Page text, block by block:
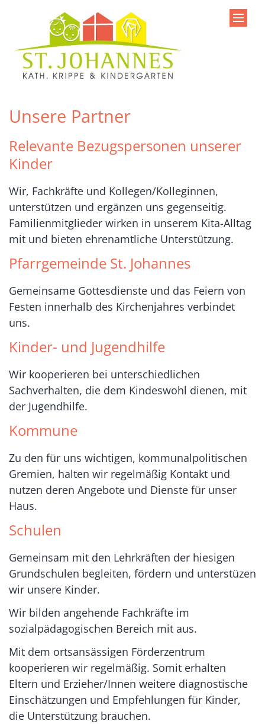
Unsere Partner
Relevante Bezugspersonen unserer
Kinder
Wir, Fachkräfte und Kollegen/Kolleginnen,
unterstützen und ergänzen uns gegenseitig.
Familienmitglieder wirken in unserem Kita-Alltag
mit und bieten ehrenamtliche Unterstützung.
Pfarrgemeinde St. Johannes
Gemeinsame Gottesdienste und das Feiern von
Festen innerhalb des Kirchenjahres verbindet
uns.
Kinder- und Jugendhilfe
Wir kooperieren bei unterschiedlichen
Sachverhalten, die dem Kindeswohl dienen, mit
der Jugendhilfe.
Kommune
Zu den für uns wichtigen, kommunalpolitischen
Gremien, halten wir regelmäßig Kontakt und
nutzen deren Angebote und Dienste für unser
Haus.
Schulen
Gemeinsam mit den Lehrkräften der hiesigen
Grundschulen begleiten, fördern und unterstüzen
wir unsere Kinder.
Wir bilden angehende Fachkräfte im
sozialpädagogischen Bereich mit aus.
Mit dem ortsansässigen Förderzentrum
kooperieren wir regelmäßig. Somit erhalten
Eltern und Erzieher/Innen weitere diagnostische
Einschätzungen und Empfehlungen für Kinder,
die Unterstützung brauchen.